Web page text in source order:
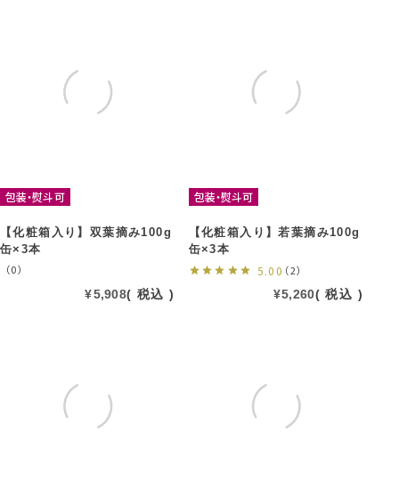
包装・熨斗可
【化粧箱入り】双葉摘み100g
缶×3本
（0）
¥5,908 税込
包装・熨斗可
【化粧箱入り】若葉摘み100g
缶×3本
5.00 （2）
¥5,260 税込